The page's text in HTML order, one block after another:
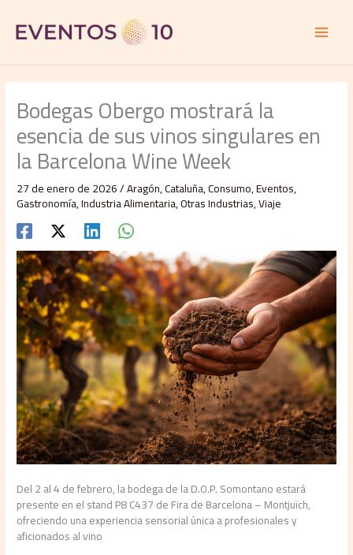
contenido
Bodegas Obergo mostrará la
esencia de sus vinos singulares en
la Barcelona Wine Week
27 de enero de 2026/Aragón,Cataluña,Consumo,Eventos,
Gastronomía,Industria Alimentaria,Otras Industrias,Viaje
Del 2 al 4 de febrero, la bodega de la D.O.P. Somontano estará
presente en el stand P8 C437 de Fira de Barcelona – Montjuïch,
ofreciendo una experiencia sensorial única a profesionales y
aficionados al vino